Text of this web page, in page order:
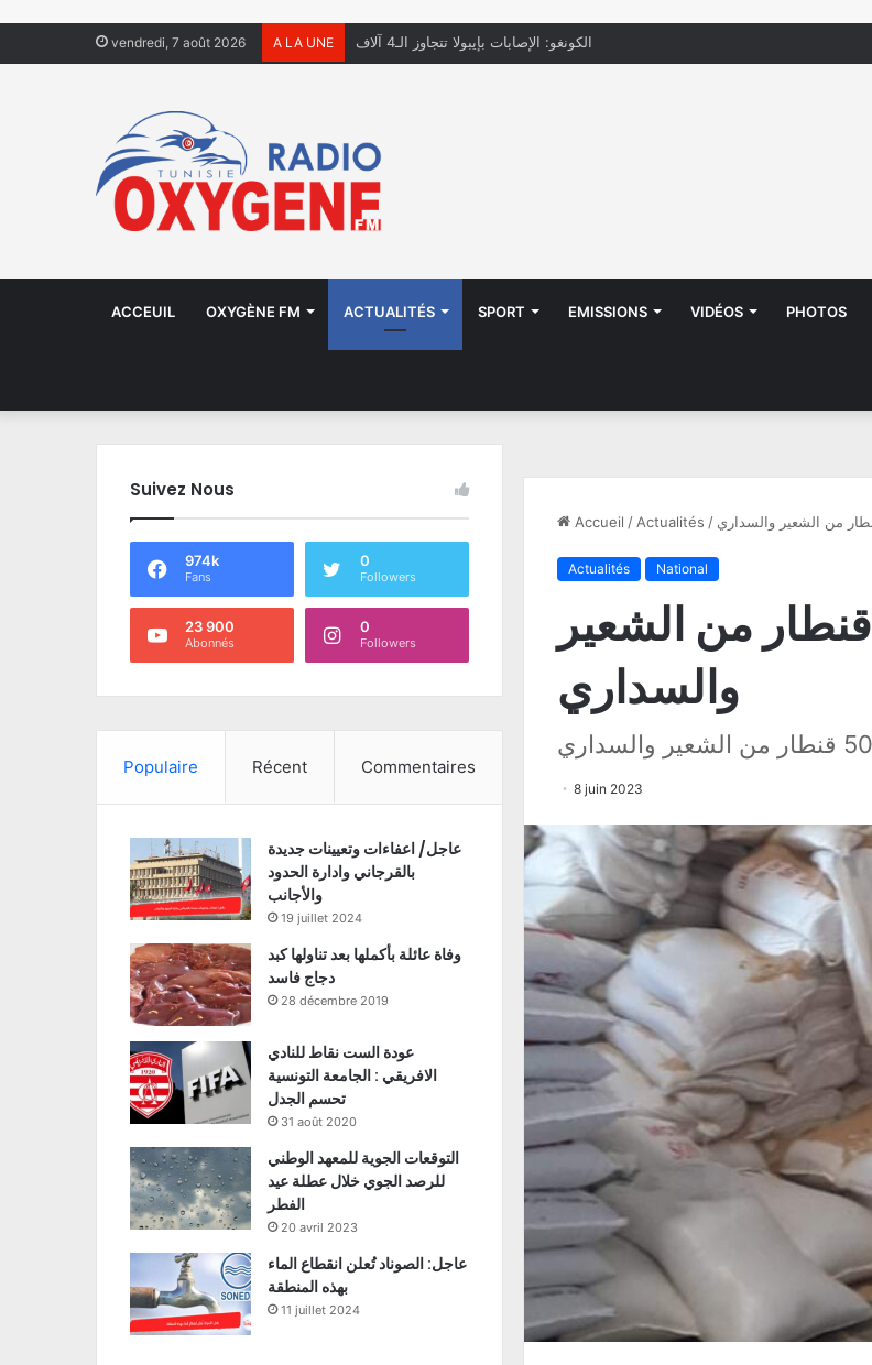
vendredi, 7 août 2026 A LA UNE الكونغو: الإصابات بإيبولا تتجاوز الـ4 آلاف
ACCEUIL OXYGÈNE FM ACTUALITÉS SPORT EMISSIONS VIDÉOS PHOTOS
Accueil / Actualités /
Actualités National
الكريب: حجز 500 قنطار من الشعير
والسداري
8 juin 2023
Suivez Nous
974k
Fans
0
Followers
23 900
Abonnés
0
Followers
Populaire Récent Commentaires
عاجل/ اعفاءات وتعيينات جديدة
بالقرجاني وادارة الحدود
والأجانب
19 juillet 2024
وفاة عائلة بأكملها بعد تناولها كبد
دجاج فاسد
28 décembre 2019
عودة الست نقاط للنادي
الافريقي : الجامعة التونسية
تحسم الجدل
31 août 2020
التوقعات الجوية للمعهد الوطني
للرصد الجوي خلال عطلة عيد
الفطر
20 avril 2023
عاجل: الصوناد تُعلن انقطاع الماء
بهذه المنطقة
11 juillet 2024